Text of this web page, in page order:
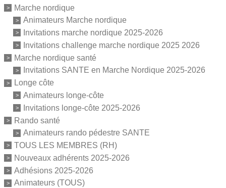
Marche nordique
Animateurs Marche nordique
Invitations marche nordique 2025-2026
Invitations challenge marche nordique 2025 2026
Marche nordique santé
Invitations SANTE en Marche Nordique 2025-2026
Longe côte
Animateurs longe-côte
Invitations longe-côte 2025-2026
Rando santé
Animateurs rando pédestre SANTE
TOUS LES MEMBRES (RH)
Nouveaux adhérents 2025-2026
Adhésions 2025-2026
Animateurs (TOUS)